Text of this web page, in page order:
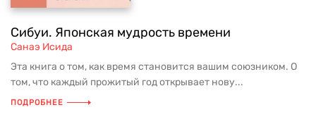
Сибуи. Японская мудрость времени
Санаэ Исида
Эта книга о том, как время становится вашим союзником. О
том, что каждый прожитый год открывает нову...
ПОДРОБНЕЕ